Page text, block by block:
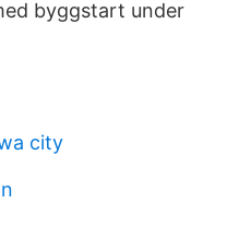
byggstart under
city